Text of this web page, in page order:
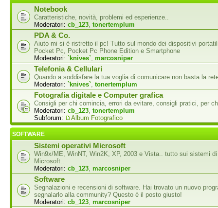
Notebook
Caratteristiche, novità, problemi ed esperienze..
Moderatori: cb_123, tonertemplum
PDA & Co.
Aiuto mi si è ristretto il pc! Tutto sul mondo dei dispositivi
Pocket Pc, Pocket Pc Phone Edition e Smartphone
Moderatori: `knives`, marcosniper
Telefonia & Cellulari
Quando a soddisfare la tua voglia di comunicare non basta la
Moderatori: `knives`, tonertemplum
Fotografia digitale e Computer grafica
Consigli per chi comincia, errori da evitare, consigli pratici, per
Moderatori: cb_123, tonertemplum
Subforum:
Album Fotografico
SOFTWARE
Sistemi operativi Microsoft
Win9x/ME, WinNT, Win2K, XP, 2003 e Vista.. tutto sui sistemi
Microsoft..
Moderatori: cb_123, marcosniper
Software
Segnalazioni e recensioni di software. Hai trovato un nuovo
segnalarlo alla community? Questo è il posto giusto!
Moderatori: cb_123, marcosniper